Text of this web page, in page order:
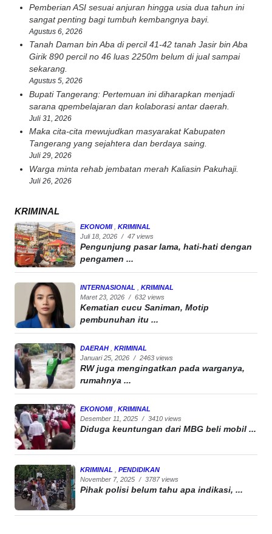
Pemberian ASI sesuai anjuran hingga usia dua tahun ini
sangat penting bagi tumbuh kembangnya bayi.
Agustus 6, 2026
Tanah Daman bin Aba di percil 41-42 tanah Jasir bin Aba
Girik 890 percil no 46 luas 2250m belum di jual sampai
sekarang.
Agustus 5, 2026
Bupati Tangerang: Pertemuan ini diharapkan menjadi
sarana qpembelajaran dan kolaborasi antar daerah.
Juli 31, 2026
Maka cita-cita mewujudkan masyarakat Kabupaten
Tangerang yang sejahtera dan berdaya saing.
Juli 29, 2026
Warga minta rehab jembatan merah Kaliasin Pakuhaji.
Juli 26, 2026
KRIMINAL
EKONOMI
KRIMINAL
Juli 18, 2026 / 47 views
Pengunjung pasar lama, hati-hati dengan
pengamen ...
INTERNASIONAL
KRIMINAL
Maret 23, 2026 / 632 views
Kematian cucu Saniman, Motip
pembunuhan itu ...
DAERAH
KRIMINAL
Januari 25, 2026 / 2463 views
RW juga mengingatkan pada warganya,
rumahnya ...
EKONOMI
KRIMINAL
Desember 11, 2025 / 3410 views
Diduga keuntungan dari MBG beli mobil ...
KRIMINAL
PENDIDIKAN
November 7, 2025 / 3787 views
Pihak polisi belum tahu apa indikasi, ...